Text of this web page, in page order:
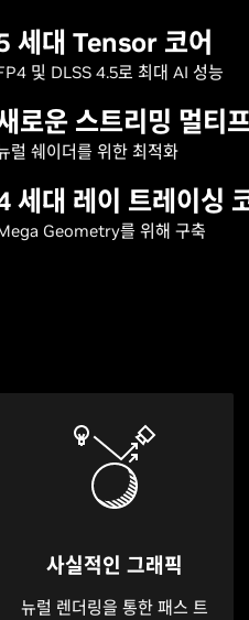
세대 Tensor 코어
및 DLSS 4.5로 최대 AI 성능
로운 스트리밍 멀티
럴 쉐이더를 위한 최적화
세대 레이 트레이싱
Geometry를 위해 구축
사실적인 그래픽
뉴럴 렌더링을 통한 패스 트